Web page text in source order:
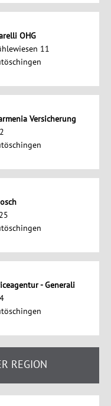
OHG
11
Versicherung
- Generali
REGION